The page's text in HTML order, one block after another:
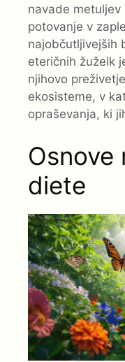
navade
potovanje v
najobčutljivejših
eteričnih žuželk
njihovo
ekosisteme, v
opraševanja, ki
Osnove
diete